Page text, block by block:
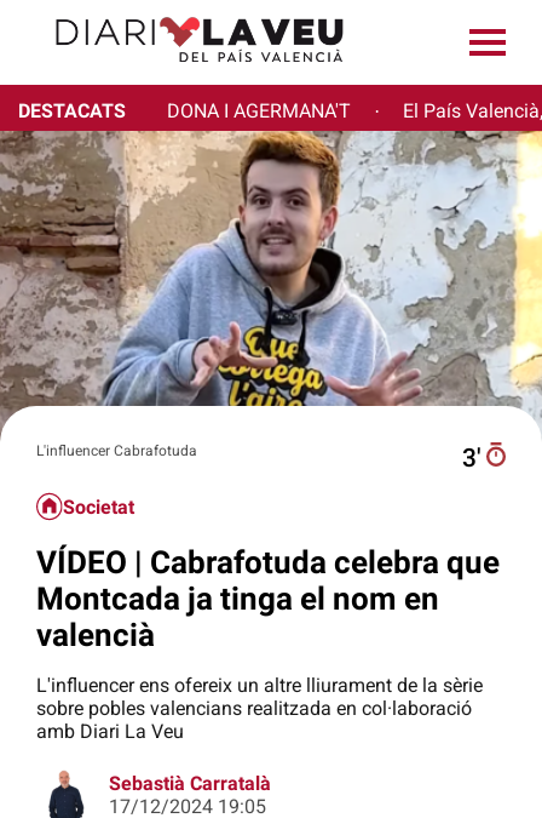
DESTACATS DONA I AGERMANA'T · El País
L'influencer Cabrafotuda 3′
Societat
VÍDEO | Cabrafotuda celebra que
Montcada ja tinga el nom en
valencià
L'influencer ens ofereix un altre lliurament de la sèrie
sobre pobles valencians realitzada en col·laboració
amb Diari La Veu
Sebastià Carratalà
17/12/2024 19:05